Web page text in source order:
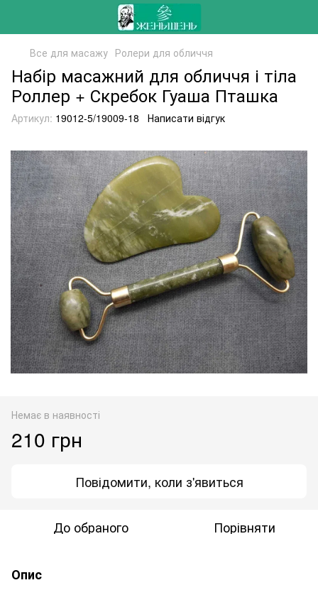
Все для масажу Ролери для обличчя
Набір масажний для обличчя і тіла
Роллер + Скребок Гуаша Пташка
Артикул: 19012-5/19009-18 Написати відгук
Немає в наявності
210 грн
Повідомити, коли з'явиться
До обраного Порівняти
Опис